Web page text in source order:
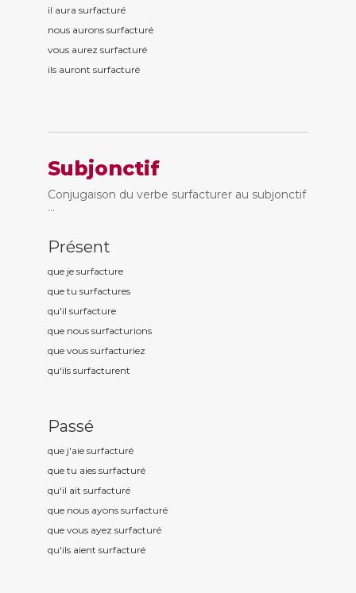
il aura surfacturé
nous aurons surfacturé
vous aurez surfacturé
ils auront surfacturé
Subjonctif
Conjugaison du verbe surfacturer au subjonctif
...
Présent
que je surfacture
que tu surfactures
qu'il surfacture
que nous surfacturions
que vous surfacturiez
qu'ils surfacturent
Passé
que j'aie surfacturé
que tu aies surfacturé
qu'il ait surfacturé
que nous ayons surfacturé
que vous ayez surfacturé
qu'ils aient surfacturé